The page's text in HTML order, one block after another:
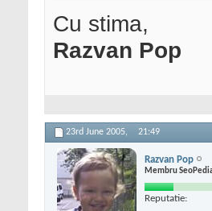
Cu stima,
Razvan Pop
23rd June 2005, 21:49
Razvan Pop
Membru
Reputatie: